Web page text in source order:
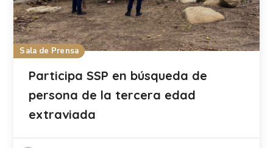
Sala de Prensa
Participa SSP en búsqueda de
persona de la tercera edad
extraviada